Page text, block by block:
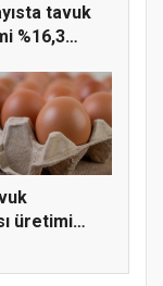
tavuk
%16,3
üretimi